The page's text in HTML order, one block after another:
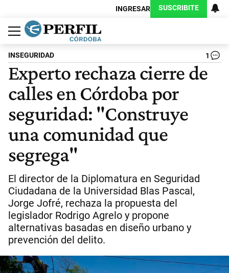
INGRESAR SUSCRIBITE
Política
Economía
Judiciales
Sociedad
Cultura
Espectáculos
Deportes
Protagonistas
INSEGURIDAD 1
Experto rechaza cierre de
calles en Córdoba por
seguridad: "Construye
una comunidad que
segrega"
El director de la Diplomatura en Seguridad
Ciudadana de la Universidad Blas Pascal,
Jorge Jofré, rechaza la propuesta del
legislador Rodrigo Agrelo y propone
alternativas basadas en diseño urbano y
prevención del delito.